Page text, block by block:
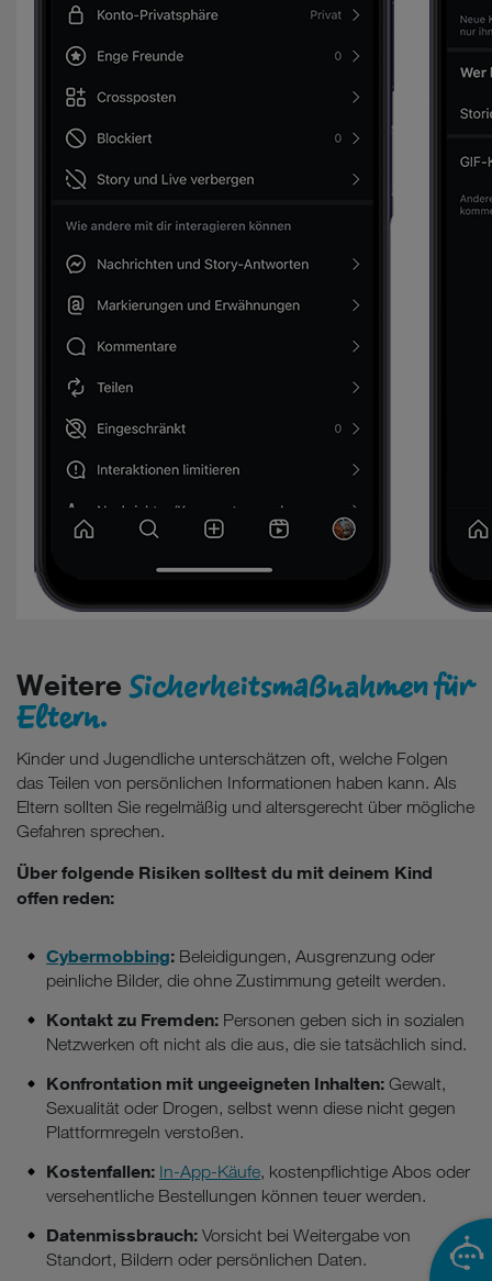
Weitere Sicherheitsmaßnahmen für
Eltern.
Kinder und Jugendliche unterschätzen oft, welche Folgen
das Teilen von persönlichen Informationen haben kann. Als
Eltern sollten Sie regelmäßig und altersgerecht über mögliche
Gefahren sprechen.
Über folgende Risiken solltest du mit deinem Kind
offen reden:
Cybermobbing: Beleidigungen, Ausgrenzung oder
peinliche Bilder, die ohne Zustimmung geteilt werden.
Kontakt zu Fremden: Personen geben sich in sozialen
Netzwerken oft nicht als die aus, die sie tatsächlich sind.
Konfrontation mit ungeeigneten Inhalten: Gewalt,
Sexualität oder Drogen, selbst wenn diese nicht gegen
Plattformregeln verstoßen.
Kostenfallen: In-App-Käufe, kostenpflichtige Abos oder
versehentliche Bestellungen können teuer werden.
Datenmissbrauch: Vorsicht bei Weitergabe von
Standort, Bildern oder persönlichen Daten.